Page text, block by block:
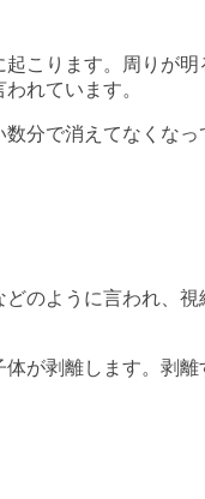
こります。周りが
れています。
分で消えてなくな
のように言われ、
が剥離します。剥